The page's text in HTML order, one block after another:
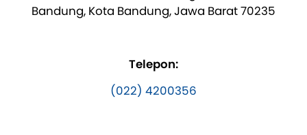
Bandung, Kota Bandung, Jawa Barat 70235
Telepon:
(022) 4200356